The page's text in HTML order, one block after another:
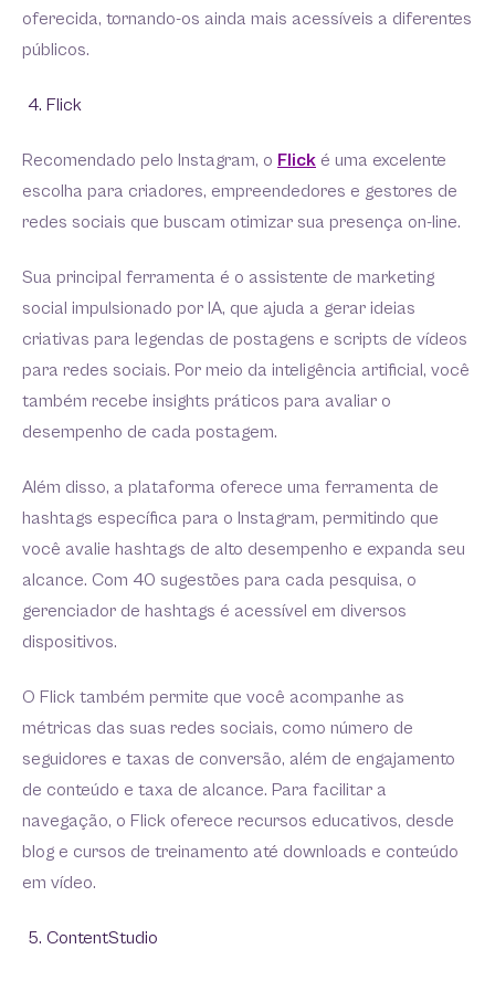
oferecida, tornando-os ainda mais acessíveis a diferentes
públicos.
Flick
Recomendado pelo Instagram, o Flick é uma excelente
escolha para criadores, empreendedores e gestores de
redes sociais que buscam otimizar sua presença on-line.
Sua principal ferramenta é o assistente de marketing
social impulsionado por IA, que ajuda a gerar ideias
criativas para legendas de postagens e scripts de vídeos
para redes sociais. Por meio da inteligência artificial, você
também recebe insights práticos para avaliar o
desempenho de cada postagem.
Além disso, a plataforma oferece uma ferramenta de
hashtags específica para o Instagram, permitindo que
você avalie hashtags de alto desempenho e expanda seu
alcance. Com 40 sugestões para cada pesquisa, o
gerenciador de hashtags é acessível em diversos
dispositivos.
O Flick também permite que você acompanhe as
métricas das suas redes sociais, como número de
seguidores e taxas de conversão, além de engajamento
de conteúdo e taxa de alcance. Para facilitar a
navegação, o Flick oferece recursos educativos, desde
blog e cursos de treinamento até downloads e conteúdo
em vídeo.
ContentStudio